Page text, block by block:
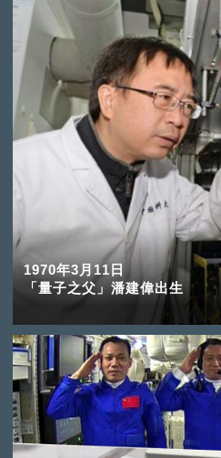
1970年3月11日
「量子之父」潘建偉出生